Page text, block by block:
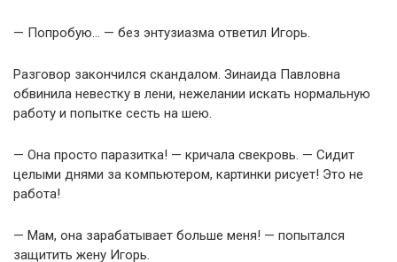
— Попробую… — без энтузиазма ответил Игорь.
Разговор закончился скандалом. Зинаида Павловна
обвинила невестку в лени, нежелании искать нормальную
работу и попытке сесть на шею.
— Она просто паразитка! — кричала свекровь. — Сидит
целыми днями за компьютером, картинки рисует! Это не
работа!
— Мам, она зарабатывает больше меня! — попытался
защитить жену Игорь.